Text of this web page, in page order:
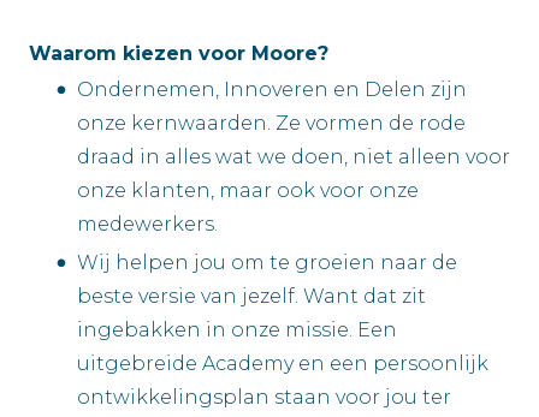
Waarom kiezen voor Moore?
Ondernemen, Innoveren en Delen zijn
onze kernwaarden. Ze vormen de rode
draad in alles wat we doen, niet alleen voor
onze klanten, maar ook voor onze
medewerkers.
Wij helpen jou om te groeien naar de
beste versie van jezelf. Want dat zit
ingebakken in onze missie. Een
uitgebreide Academy en een persoonlijk
ontwikkelingsplan staan voor jou ter